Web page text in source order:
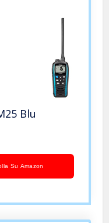
Blu
Su Amazon